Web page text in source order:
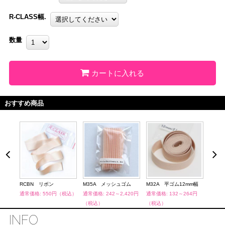
R-CLASS幅.
数量
カートに入れる
おすすめ商品
RCBN リボン
通常価格: 550円（税込）
M35A メッシュゴム
通常価格: 242～2,420円
（税込）
M32A 平ゴム12mm幅
通常価格: 132～264円
（税込）
INFO